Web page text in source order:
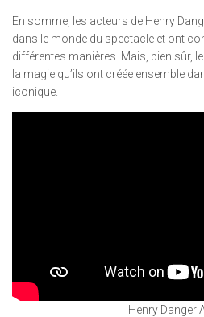
En somme, les acteurs de Henry
dans le monde du spectacle et ont
différentes manières. Mais, bien sûr,
la magie qu’ils ont créée ensemble
iconique.
Henry Danger